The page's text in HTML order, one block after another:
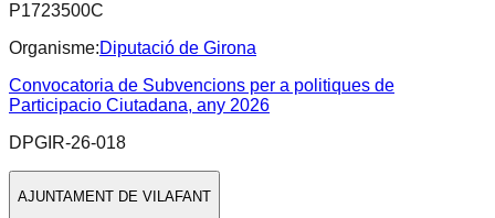
P1723500C
Organisme:Diputació de Girona
Convocatoria de Subvencions per a politiques de
Participacio Ciutadana, any 2026
DPGIR-26-018
AJUNTAMENT DE VILAFANT